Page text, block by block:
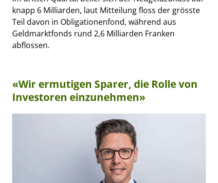
knapp 6 Milliarden, laut Mitteilung floss der grösste
Teil davon in Obligationenfond, während aus
Geldmarktfonds rund 2,6 Milliarden Franken
abflossen.
«Wir ermutigen Sparer, die Rolle von
Investoren einzunehmen»